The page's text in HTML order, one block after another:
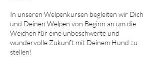
In unseren Welpenkursen begleiten wir Dich
und Deinen Welpen von Beginn an um die
Weichen für eine unbeschwerte und
wundervolle Zukunft mit Deinem Hund zu
stellen!